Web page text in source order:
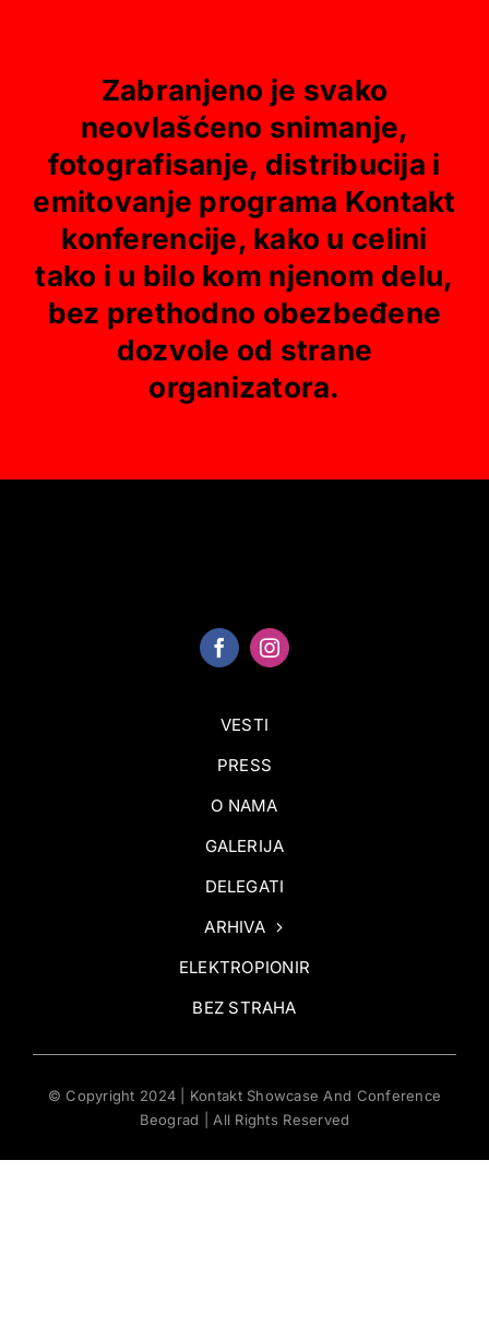
Zabranjeno je svako
neovlašćeno snimanje,
fotografisanje, distribucija i
emitovanje programa Kontakt
konferencije, kako u celini
tako i u bilo kom njenom delu,
bez prethodno obezbeđene
dozvole od strane
organizatora.
VESTI
PRESS
O NAMA
GALERIJA
DELEGATI
ARHIVA
ELEKTROPIONIR
BEZ STRAHA
© Copyright 2024 | Kontakt Showcase And Conference
Beograd | All Rights Reserved